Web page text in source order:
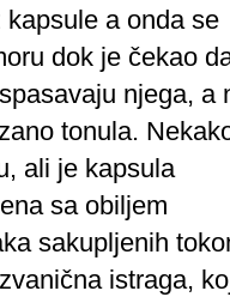
a onda se
dok je čekao
njega, a
tonula.
ali je kapsula
sa obiljem
sakupljenih
istraga,